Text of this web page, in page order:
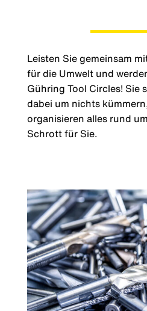
Leisten Sie gemeinsam
für die Umwelt und
Gühring Tool Circles! Sie
dabei um nichts
organisieren alles rund
Schrott für Sie.